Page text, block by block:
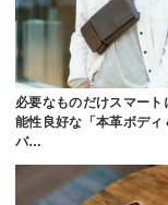
必要なものだけスマート
能性良好な「本革ボディ
バ…